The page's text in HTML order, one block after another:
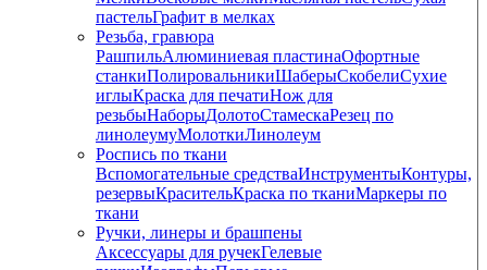
пастельГрафит в мелках
Резьба, гравюра
РашпильАлюминиевая пластинаОфортные
станкиПолировальникиШаберыСкобелиСухие
иглыКраска для печатиНож для
резьбыНаборыДолотоСтамескаРезец по
линолеумуМолоткиЛинолеум
Роспись по ткани
Вспомогательные средстваИнструментыКонтуры,
резервыКрасительКраска по тканиМаркеры по
ткани
Ручки, линеры и брашпены
Аксессуары для ручекГелевые